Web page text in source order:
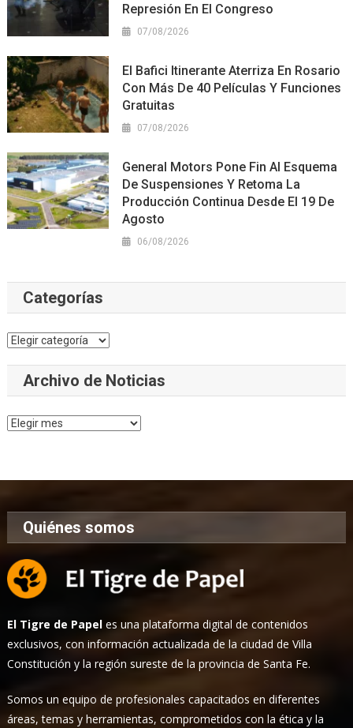
Represión En El Congreso
07/08/2026
El Bafici Itinerante Aterriza En Rosario
Con Más De 40 Películas Y Funciones
Gratuitas
07/08/2026
General Motors Pone Fin Al Esquema
De Suspensiones Y Retoma La
Producción Continua Desde El 19 De
Agosto
06/08/2026
Categorías
Categorías
Archivo de Noticias
Archivo
Quiénes somos
El Tigre de Papel es una plataforma digital de contenidos
exclusivos, con información actualizada de la ciudad de Villa
Constitución y la región sureste de la provincia de Santa Fe.
Somos un equipo de profesionales capacitados en diferentes
áreas, temas y herramientas, comprometidos con la ética y la